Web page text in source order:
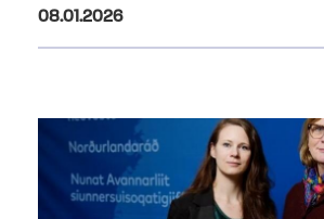
Publicerad på:
08.01.2026